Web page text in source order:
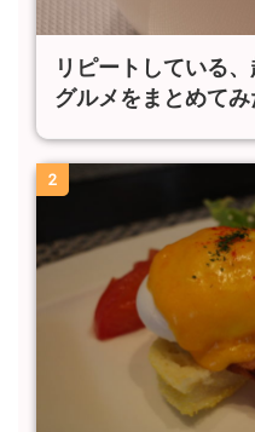
リピートしている
グルメをまとめて
2